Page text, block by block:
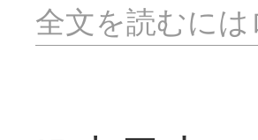
全文を読むに